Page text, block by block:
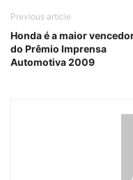
Previous article
Honda é a maior
do Prêmio Imprensa
Automotiva 2009